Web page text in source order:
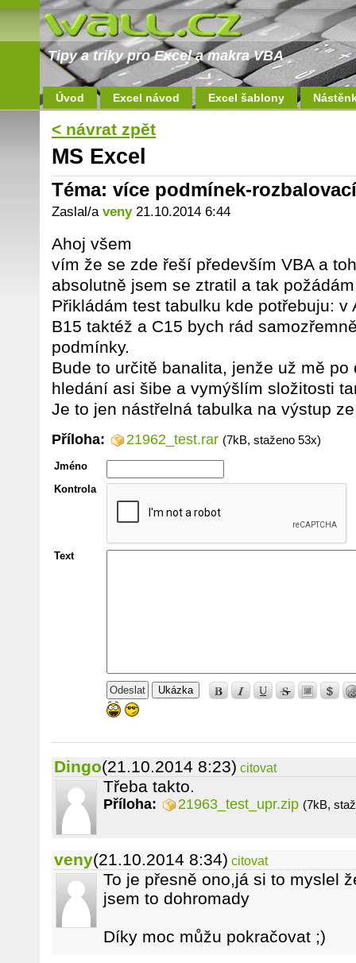
Tipy a triky pro Excel a makra VBA
Úvod Excel návod Excel šablony
< návrat zpět
MS Excel
Téma: více podmínek-
Zaslal/a veny21.10.2014 6:44
Ahoj všem
vím že se zde řeší především VBA a
absolutně jsem se ztratil a tak
Přikládám test tabulku kde potřebuju: v
B15 taktéž a C15 bych rád
podmínky.
Bude to určitě banalita, jenže už mě
hledání asi šibe a vymýšlím složitosti
Je to jen nástřelná tabulka na výstup
Příloha: 21962_test.rar (7kB, staženo 53x)
Jméno
Kontrola
Text
Ukázka
Dingo(21.10.2014 8:23) citovat
Třeba takto.
Příloha: 21963_test_upr.zip (7kB,
veny(21.10.2014 8:34) citovat
To je přesně ono,já si to myslel
jsem to dohromady
Díky moc můžu pokračovat ;)